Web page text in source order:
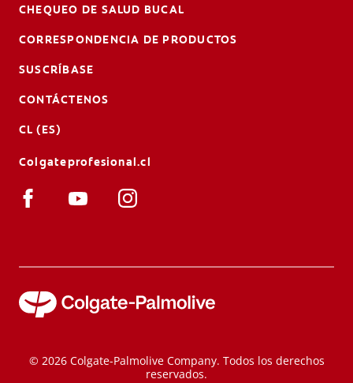
CHEQUEO DE SALUD BUCAL
CORRESPONDENCIA DE PRODUCTOS
SUSCRÍBASE
CONTÁCTENOS
CL (ES)
Colgateprofesional.cl
© 2026 Colgate-Palmolive Company. Todos los derechos
reservados.